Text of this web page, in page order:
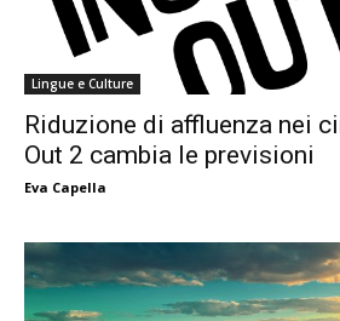
Lingue e Culture
Riduzione di affluenza nei
Out 2 cambia le previsioni
Eva Capella